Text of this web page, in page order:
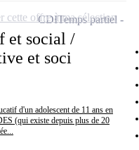
et social /
et soci
d'un adolescent de 11 ans en
(qui existe depuis plus de 20
CDITemps partiel
cette offre à ma sélection